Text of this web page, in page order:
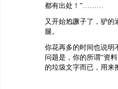
都有出处！”………
又开始尥蹶子了，驴的
腿。
你花再多的时间也说明
问题是，你的所谓“资
的垃圾文字而已，用来